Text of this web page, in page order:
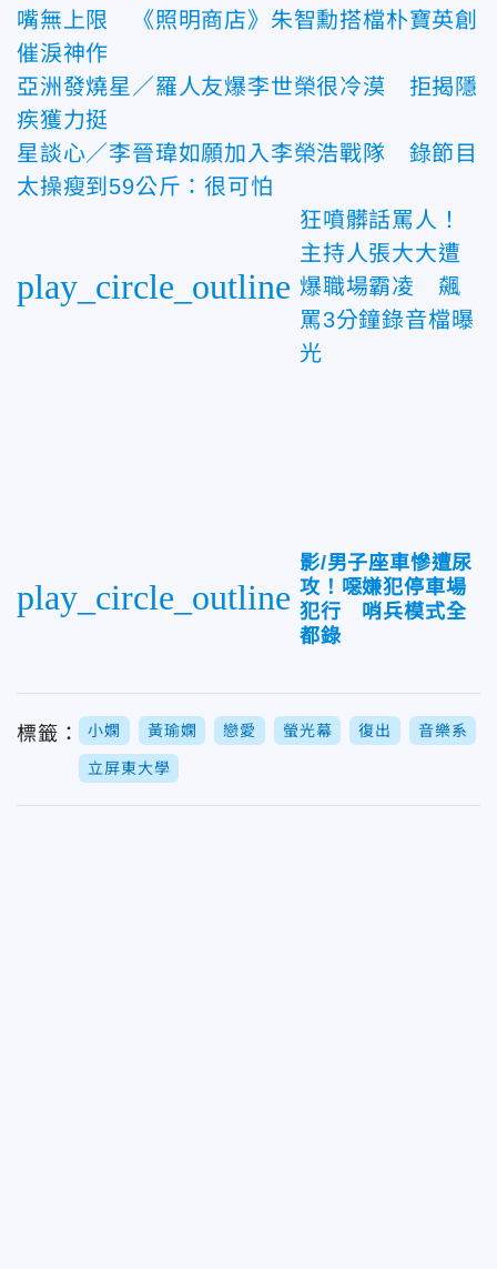
嘴無上限 《照明商店》朱智勳搭檔朴寶英創
催淚神作
亞洲發燒星／羅人友爆李世榮很冷漠 拒揭隱
疾獲力挺
星談心／李晉瑋如願加入李榮浩戰隊 錄節目
太操瘦到59公斤：很可怕
play_circle_outline
狂噴髒話罵人！
主持人張大大遭
爆職場霸凌 飆
罵3分鐘錄音檔曝
光
play_circle_outline
影/男子座車慘遭尿
攻！噁嫌犯停車場
犯行 哨兵模式全
都錄
標籤： 小嫻 黃瑜嫻 戀愛 螢光幕 復出 音樂系
立屏東大學